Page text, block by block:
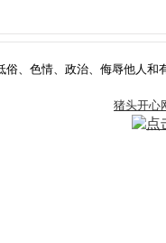
、色情、政治、侮辱他人
猪头开心